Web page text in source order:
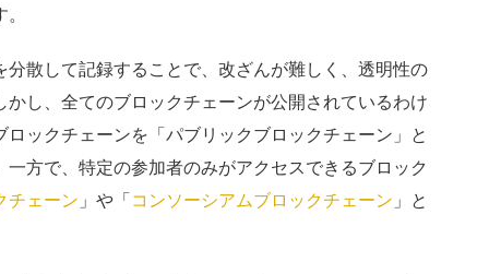
散して記録することで、改ざんが難しく、透明性の
し、全てのブロックチェーンが公開されているわけ
ックチェーンを「パブリックブロックチェーン」と
方で、特定の参加者のみがアクセスできるブロック
チェーン 」や「コンソーシアムブロックチェーン 」と